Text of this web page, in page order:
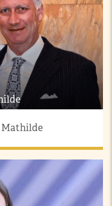
Mathilde